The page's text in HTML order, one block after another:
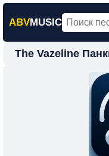
ABVMUSIC
Главная
The Vazeline